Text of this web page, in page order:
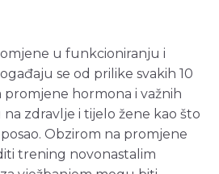
u funkcioniranju i
se od prilike svakih 10
promjene hormona i važnih
zdravlje i tijelo žene kao što
Obzirom na promjene
trening novonastalim